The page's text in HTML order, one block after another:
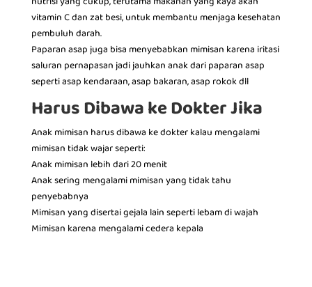
vitamin C dan zat besi, untuk membantu menjaga kesehatan
pembuluh darah.
Paparan asap juga bisa menyebabkan mimisan karena iritasi
saluran pernapasan jadi jauhkan anak dari paparan asap
seperti asap kendaraan, asap bakaran, asap rokok dll
Harus Dibawa ke Dokter Jika
Anak mimisan harus dibawa ke dokter kalau mengalami
mimisan tidak wajar seperti:
Anak mimisan lebih dari 20 menit
Anak sering mengalami mimisan yang tidak tahu
penyebabnya
Mimisan yang disertai gejala lain seperti lebam di wajah
Mimisan karena mengalami cedera kepala